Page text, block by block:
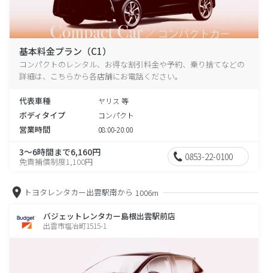
基本料金プラン（C1）
コンパクトのレンタル、お得な割引料金や予約、乗り捨てなどの
詳細は、こちらから各店舗にお電話ください。
代表車種 ヤリス 等
ボディタイプ コンパクト
営業時間 08:00-20:00
3～6時間まで6,160円
免責補償制度1,100円 0853-22-0100
トヨタレンタカー出雲駅南から 1006m
バジェットレンタカー島根出雲駅前店
出雲市塩冶町1515-1